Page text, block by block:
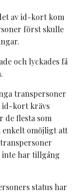
av id-kort kom
först skulle
och lyckades få
transpersoner
id-kort krävs
flesta som
omöjligt att
har tillgång
status har